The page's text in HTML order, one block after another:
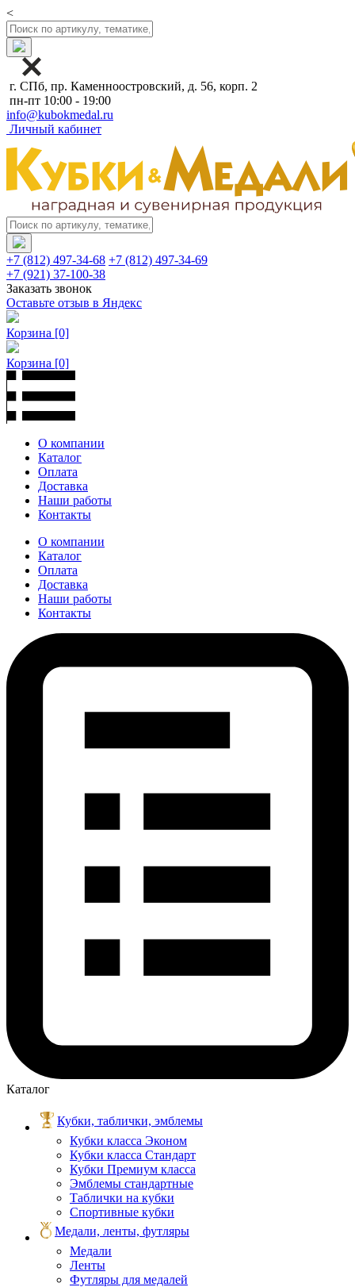
<
г. СПб, пр. Каменноостровский, д. 56, корп. 2
пн-пт 10:00 - 19:00
info@kubokmedal.ru
Личный кабинет
+7 (812) 497-34-68 +7 (812) 497-34-69
+7 (921) 37-100-38
Заказать звонок
Оставьте отзыв в Яндекс
Корзина [0]
Корзина [0]
О компании
Каталог
Оплата
Доставка
Наши работы
Контакты
О компании
Каталог
Оплата
Доставка
Наши работы
Контакты
Каталог
Кубки, таблички, эмблемы
Кубки класса Эконом
Кубки класса Стандарт
Кубки Премиум класса
Эмблемы стандартные
Таблички на кубки
Спортивные кубки
Медали, ленты, футляры
Медали
Ленты
Футляры для медалей